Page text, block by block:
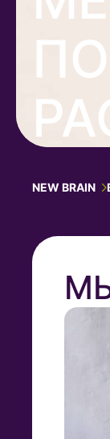
NEW BRAIN